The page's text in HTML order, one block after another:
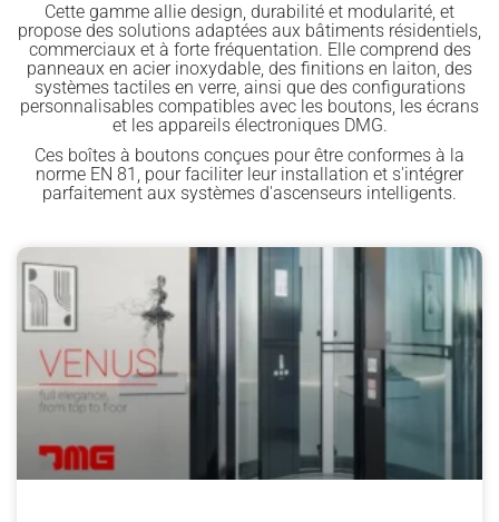
Cette gamme allie design, durabilité et modularité, et
propose des solutions adaptées aux bâtiments résidentiels,
commerciaux et à forte fréquentation. Elle comprend des
panneaux en acier inoxydable, des finitions en laiton, des
systèmes tactiles en verre, ainsi que des configurations
personnalisables compatibles avec les boutons, les écrans
et les appareils électroniques DMG.
Ces boîtes à boutons conçues pour être conformes à la
norme EN 81, pour faciliter leur installation et s'intégrer
parfaitement aux systèmes d'ascenseurs intelligents.